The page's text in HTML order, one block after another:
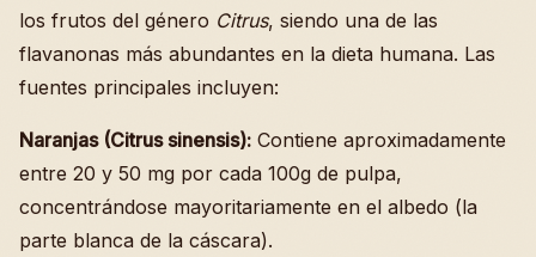
los frutos del género Citrus, siendo una de las
flavanonas más abundantes en la dieta humana. Las
fuentes principales incluyen:
Naranjas (Citrus sinensis): Contiene aproximadamente
entre 20 y 50 mg por cada 100g de pulpa,
concentrándose mayoritariamente en el albedo (la
parte blanca de la cáscara).